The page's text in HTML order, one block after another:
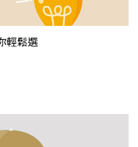
輕鬆選